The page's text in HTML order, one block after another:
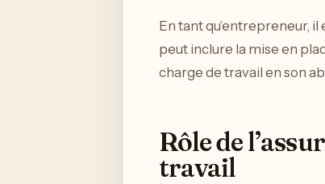
En tant qu’entrepreneur,
peut inclure la mise en
charge de travail en son
Rôle de
travail